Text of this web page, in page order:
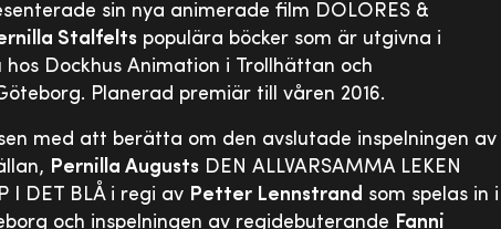
sin nya animerade film DOLORES &
Stalfelts populära böcker som är utgivna i
Dockhus Animation i Trollhättan och
Planerad premiär till våren 2016.
med att berätta om den avslutade inspelningen av
Pernilla Augusts DEN ALLVARSAMMA LEKEN
I DET BLÅ i regi av Petter Lennstrand som spelas in i
och inspelningen av regidebuterande Fanni